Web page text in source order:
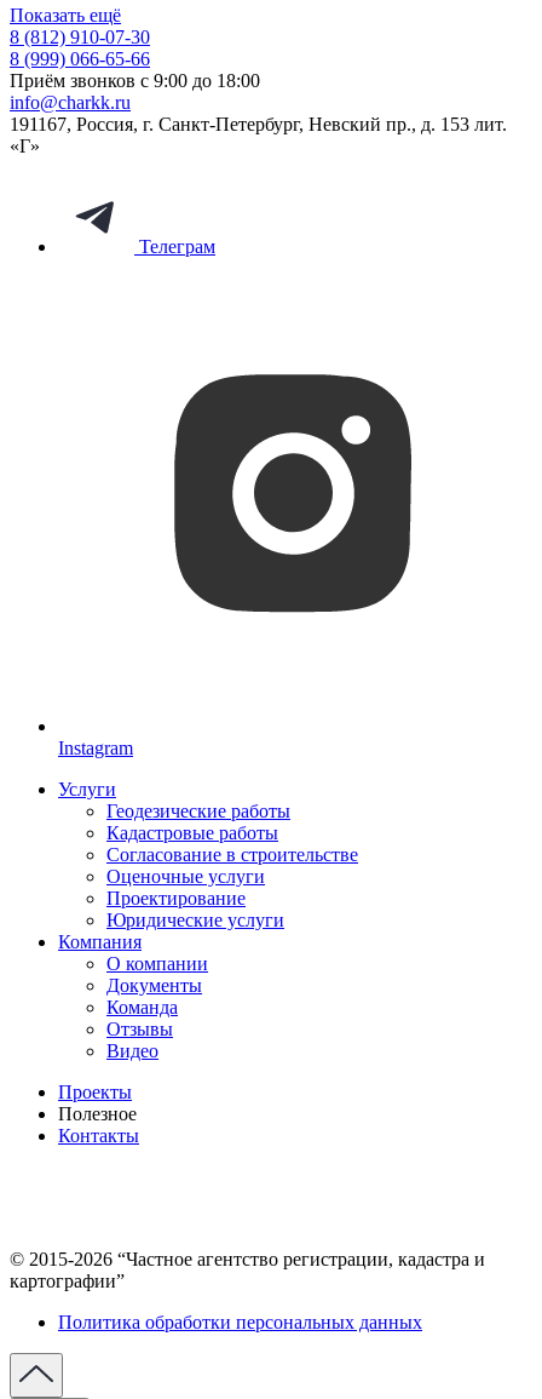
Показать ещё
8 (812) 910-07-30
8 (999) 066-65-66
Приём звонков с 9:00 до 18:00
info@charkk.ru
191167, Россия, г. Санкт-Петербург, Невский пр., д. 153 лит.
«Г»
Телеграм
Instagram
Услуги
Геодезические работы
Кадастровые работы
Согласование в строительстве
Оценочные услуги
Проектирование
Юридические услуги
Компания
О компании
Документы
Команда
Отзывы
Видео
Проекты
Полезное
Контакты
© 2015-2026 “Частное агентство регистрации, кадастра и
картографии”
Политика обработки персональных данных